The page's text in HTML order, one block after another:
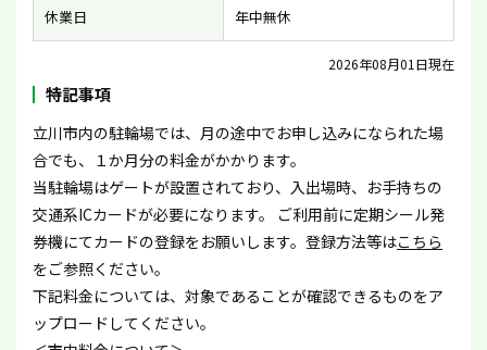
休業日 年中無休
2026年08月01日現在
特記事項
立川市内の駐輪場では、月の途中でお申し込みになられた場
合でも、１か月分の料金がかかります。
当駐輪場はゲートが設置されており、入出場時、お手持ちの
交通系ICカードが必要になります。 ご利用前に定期シール発
券機にてカードの登録をお願いします。登録方法等はこちら
をご参照ください。
下記料金については、対象であることが確認できるものをア
ップロードしてください。